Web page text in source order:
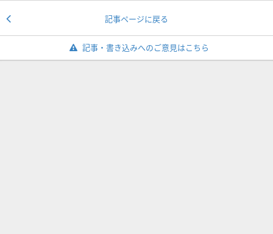
記事ページに戻る
記事・書き込みへのご意見はこちら